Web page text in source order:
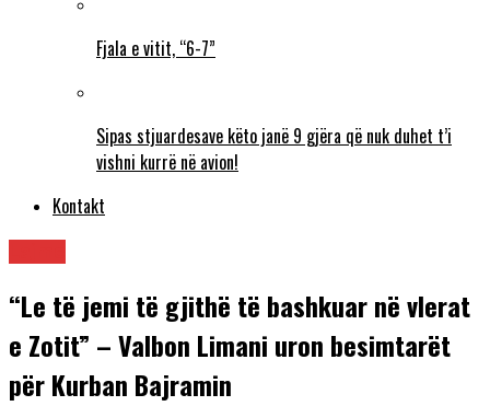
Fjala e vitit, “6-7”
Sipas stjuardesave këto janë 9 gjëra që nuk duhet t’i
vishni kurrë në avion!
Kontakt
“Le të jemi të gjithë të bashkuar në vlerat
e Zotit” – Valbon Limani uron besimtarët
për Kurban Bajramin